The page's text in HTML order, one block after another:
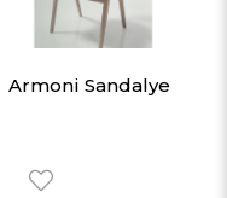
Armoni Sandalye